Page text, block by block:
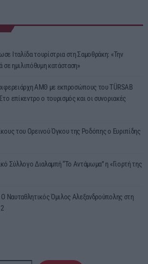
Ιταλίδα τουρίστρια στη Σαμοθράκη: «Την
σε ημιλιπόθυμη κατάσταση»
ΑΜΘ με εκπροσώπους του TÜRSAB
επίκεντρο ο τουρισμός και οι συνοριακές
του Ορεινού Όγκου της Ροδόπης ο Ευριπίδης
Σύλλογο Διαλαμπή “Το Αντάμωμα” η «Γιορτή της
Ο Ναυταθλητικός Όμιλος Αλεξανδρούπολης στη